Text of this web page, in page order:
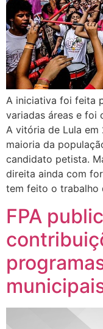
A iniciativa foi feita
variadas áreas e foi
A vitória de Lula
maioria da
candidato petista.
direita ainda com
tem feito o trabalho
FPA